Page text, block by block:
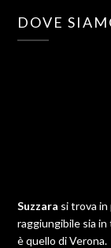
DOVE
Suzzara si trova
raggiungibile sia
è quello di Verona.